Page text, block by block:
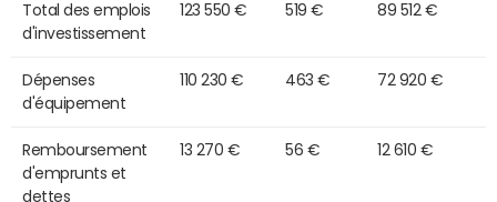
Total des emplois
d'investissement
123 550 € 519 € 89 512 €
Dépenses
d'équipement
110 230 € 463 € 72 920 €
Remboursement
d'emprunts et
dettes
13 270 € 56 € 12 610 €